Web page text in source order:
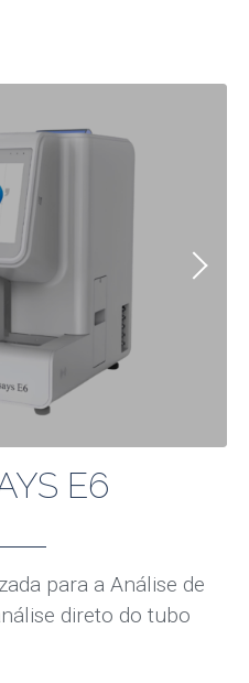
E6
para a Análise de
direto do tubo